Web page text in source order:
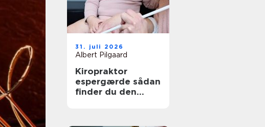
31. juli 2026
Albert Pilgaard
Kiropraktor
espergærde sådan
finder du den